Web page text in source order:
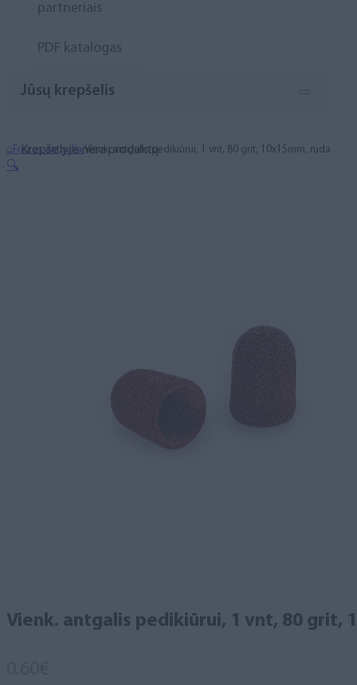
partneriais
PDF katalogas
Jūsų krepšelis
Krepšelyje nėra produktų.
⌂ Frezos antgaliaiVienk. antgalis pedikiūrui, 1 vnt, 80 grit, 10x15mm, ruda
🔍
Vienk. antgalis pedikiūrui, 1 vnt, 80 grit,